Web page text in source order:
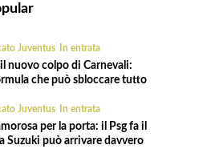
Juventus In entrata
nuovo colpo di Carnevali:
che può sbloccare tutto
Juventus In entrata
per la porta: il Psg fa il
Suzuki può arrivare davvero